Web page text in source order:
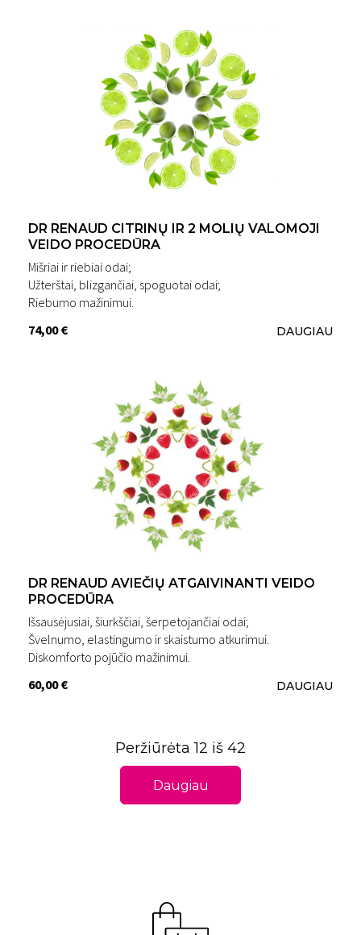
DR RENAUD CITRINŲ IR 2 MOLIŲ VALOMOJI
VEIDO PROCEDŪRA
Mišriai ir riebiai odai;
Užterštai, blizgančiai, spoguotai odai;
Riebumo mažinimui.
74,00 €
DAUGIAU
DR RENAUD AVIEČIŲ ATGAIVINANTI VEIDO
PROCEDŪRA
Išsausėjusiai, šiurkščiai, šerpetojančiai odai;
Švelnumo, elastingumo ir skaistumo atkurimui.
Diskomforto pojūčio mažinimui.
60,00 €
DAUGIAU
Peržiūrėta 12 iš 42
Daugiau